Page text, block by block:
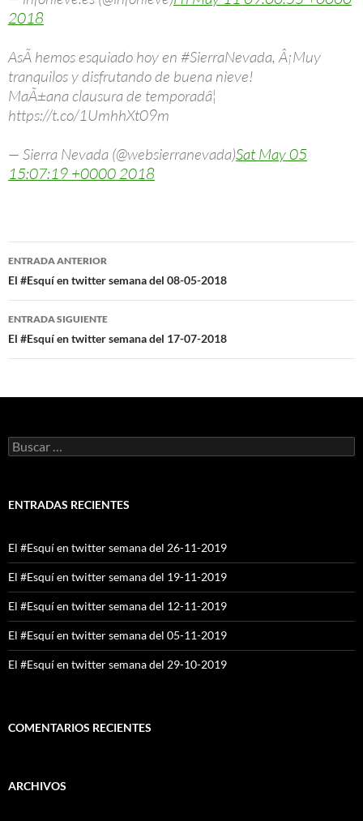
2018
AsÃ­ hemos esquiado hoy en #SierraNevada, Â¡Muy
tranquilos y disfrutando de buena nieve!
MaÃ±ana clausura de temporadâ¦
https://t.co/1UmhhXt09m
— Sierra Nevada (@websierranevada)Sat May 05
15:07:19 +0000 2018
Navegación
de
entradas
ENTRADA ANTERIOR
El #Esquí en twitter semana del 08-05-2018
ENTRADA SIGUIENTE
El #Esquí en twitter semana del 17-07-2018
Buscar:
ENTRADAS RECIENTES
El #Esquí en twitter semana del 26-11-2019
El #Esquí en twitter semana del 19-11-2019
El #Esquí en twitter semana del 12-11-2019
El #Esquí en twitter semana del 05-11-2019
El #Esquí en twitter semana del 29-10-2019
COMENTARIOS RECIENTES
ARCHIVOS